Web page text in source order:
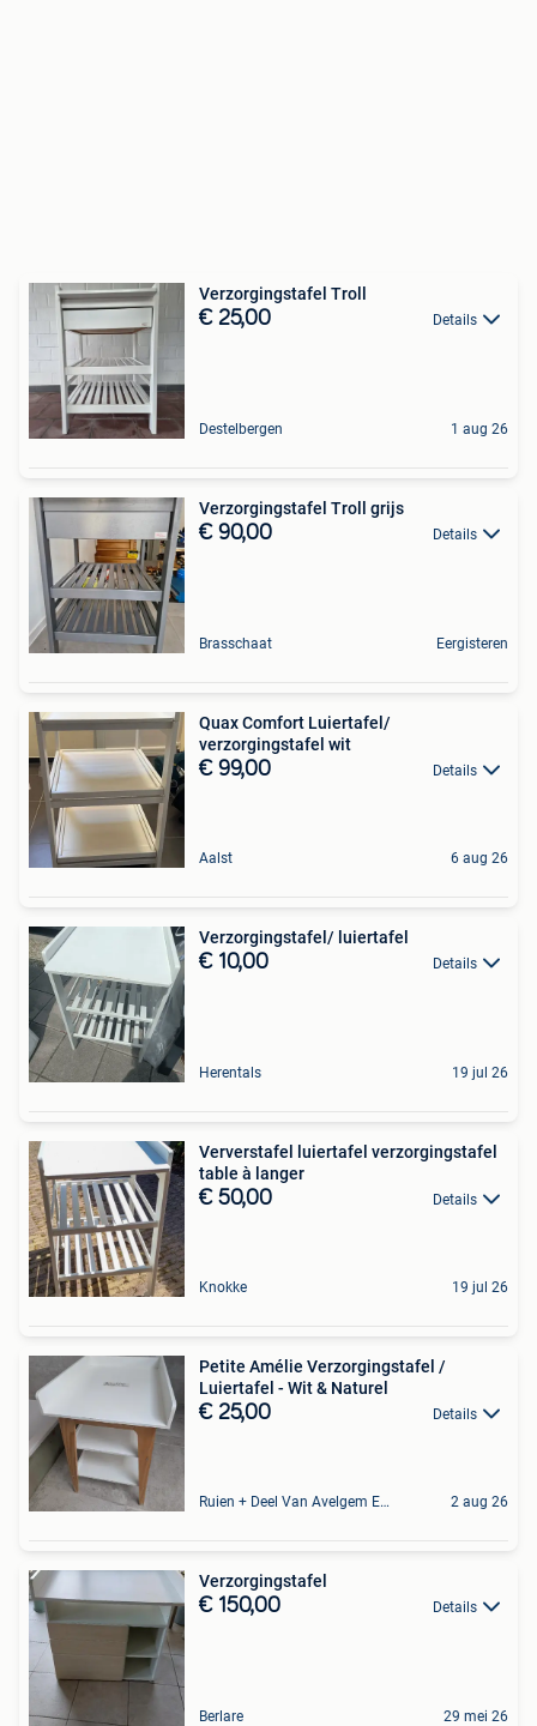
Verzorgingstafel Troll
€ 25,00 Details
Destelbergen 1 aug 26
Verzorgingstafel Troll grijs
€ 90,00 Details
Brasschaat Eergisteren
Quax Comfort Luiertafel/
verzorgingstafel wit
€ 99,00 Details
Aalst 6 aug 26
Verzorgingstafel/ luiertafel
€ 10,00 Details
Herentals 19 jul 26
Ververstafel luiertafel verzorgingstafel
table à langer
€ 50,00 Details
Knokke 19 jul 26
Petite Amélie Verzorgingstafel /
Luiertafel - Wit & Naturel
€ 25,00 Details
Ruien + Deel Van Avelgem En Waarmaarde 2 aug 26
Verzorgingstafel
€ 150,00 Details
Berlare 29 mei 26